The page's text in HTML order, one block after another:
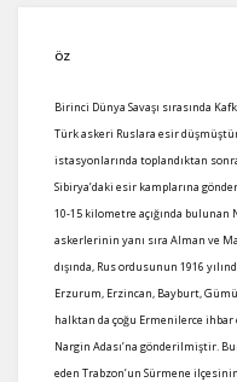
ÖZ
Birinci Dünya Savaşı sırasında
Türk askeri Ruslara esir
istasyonlarında toplandıktan
Sibirya’daki esir kamplarına
10-15 kilometre açığında bulunan
askerlerinin yanı sıra Alman ve
dışında, Rus ordusunun 1916
Erzurum, Erzincan, Bayburt,
halktan da çoğu Ermenilerce ihbar
Nargin Adası’na gönderilmiştir.
eden Trabzon’un Sürmene